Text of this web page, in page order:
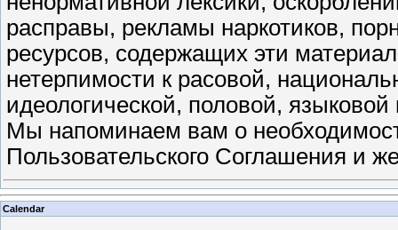
расправы, рекламы наркотиков,
ресурсов, содержащих эти
нетерпимости к расовой,
идеологической, половой,
Мы напоминаем вам о
Пользовательского Соглашения и
Calendar